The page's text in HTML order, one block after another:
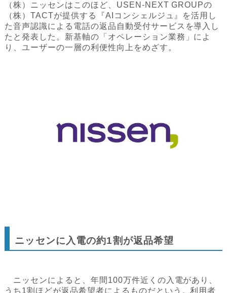
（株）ニッセンはこのほど、USEN-NEXT GROUPの
（株）TACTが提供する『AIコンシェルジュ』を活用し
た音声認識による電話の返品自動受付サービスを導入し
たと発表した。新基軸の「オペレーション業務」によ
り、ユーザーの一層の利便性向上をめざす。
ニッセンに入電の約1割が返品希望
ニッセンによると、年間100万件近くの入電があり、
うち1割ほどが返品希望者によるものだという。利用者